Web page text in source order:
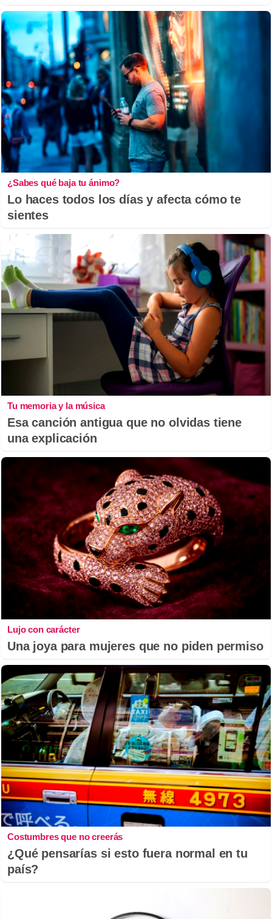
¿Sabes qué baja tu ánimo?
Lo haces todos los días y afecta cómo te
sientes
Tu memoria y la música
Esa canción antigua que no olvidas tiene
una explicación
Lujo con carácter
Una joya para mujeres que no piden permiso
Costumbres que no creerás
¿Qué pensarías si esto fuera normal en tu
país?